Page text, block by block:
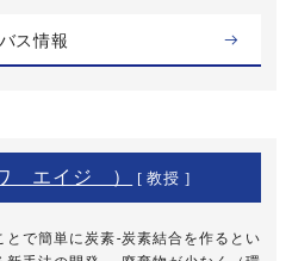
ス情報
エイジ ） [ 教授 ]
で簡単に炭素-炭素結合を作るとい